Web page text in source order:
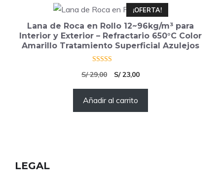
¡OFERTA!
Lana de Roca en Rollo 12~96kg/m³ para
Interior y Exterior – Refractario 650°C Color
Amarillo Tratamiento Superficial Azulejos
de 5
S/29,00
El
precio
original
era:
S/23,00El
precio
es:
Añadir al carrito
LEGAL